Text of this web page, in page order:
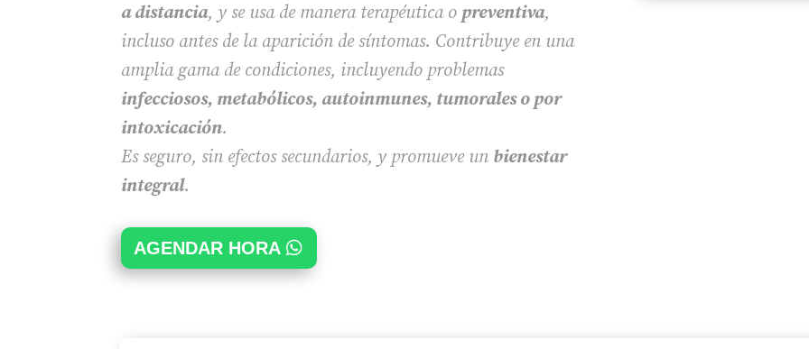
a distancia, y se usa de manera terapéutica o preventiva,
incluso antes de la aparición de síntomas. Contribuye en una
amplia gama de condiciones, incluyendo problemas
infecciosos, metabólicos, autoinmunes, tumorales o por
intoxicación.
Es seguro, sin efectos secundarios, y promueve un bienestar
integral.
AGENDAR HORA